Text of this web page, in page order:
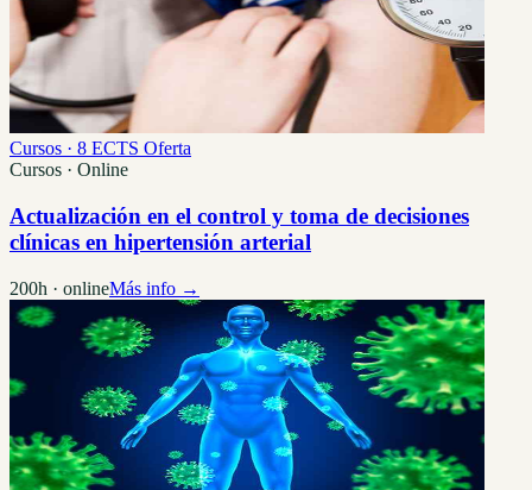
Cursos · 8 ECTS Oferta
Cursos · Online
Actualización en el control y toma de decisiones
clínicas en hipertensión arterial
200h · onlineMás info →